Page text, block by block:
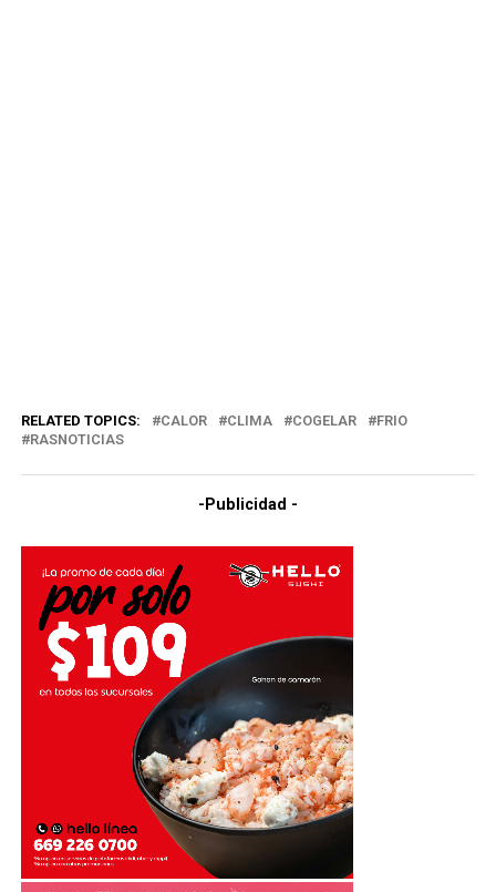
RELATED TOPICS: CALOR CLIMA COGELAR
FRIO
RASNOTICIAS
-Publicidad -